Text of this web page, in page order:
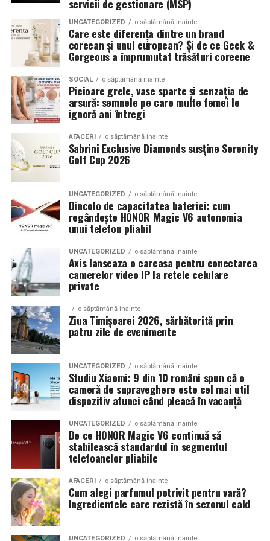
combinând experiența organizatorică cu capacitatea de
a transforma fiecare eveniment într-o amintire
deosebită pentru participanți.
echilibrat, in timp ce o alegere gresita poate strica
proportiile, chiar daca restul masinii este bine realizat.
Anvelopele ca element vizual la show-uri auto
La evenimentele auto din Cluj, anvelopele nu sunt doar
componente functionale, ci si elemente vizuale. Publicul
si fotografii surprind adesea detalii precum modul in
care roata umple aripa, distanta fata de caroserie si
aspectul general al ansamblului roata-janta.
Anvelopele curate, cu dimensiuni corecte si uzura
masini de show. In multe cazuri, acestea completeaza
jantele si intaresc conceptul ales de proprietar, fie ca
vorbim despre un stil elegant, sportiv sau minimalist.
Echilibrul dintre estetica si utilizare reala
Un aspect specific evenimentelor auto din Cluj este
prezenta multor masini care nu sunt doar proiecte de
show, ci si vehicule utilizate zilnic. Proprietarii acestora
cauta solutii care sa le permita sa participe la
evenimente fara a sacrifica complet confortul sau
siguranta pe drumurile publice.
In acest context, anvelopele alese trebuie sa ofere un
echilibru intre aspect si functionalitate. Multi pasionati
opteaza pentru anvelope care arata bine la show, dar
care pot fi folosite si in conditii reale de trafic,
indiferent de vreme sau sezon.
De ce conteaza tipul de anvelopa la evenimentele din
Cluj
Clujul este un oras in care vremea poate fi imprevizibila,
iar drumurile din imprejurimi includ atat zone urbane,
cat si trasee montane sau colinare. O masina pregatita
servicii de gestionare (MSP)
UNCATEGORIZED o săptămână inainte
Care este diferența dintre un brand
coreean și unul european? Și de ce Geek &
Gorgeous a împrumutat trăsături coreene
SOCIAL o săptămână inainte
Picioare grele, vase sparte și senzația de
arsură: semnele pe care multe femei le
ignoră ani întregi
AFACERI o săptămână inainte
Sabrini Exclusive Diamonds susține Serenity
Golf Cup 2026
UNCATEGORIZED o săptămână inainte
Dincolo de capacitatea bateriei: cum
regândește HONOR Magic V6 autonomia
unui telefon pliabil
UNCATEGORIZED o săptămână inainte
Axis lanseaza o carcasa pentru conectarea
camerelor video IP la retele celulare
private
o săptămână inainte
Ziua Timișoarei 2026, sărbătorită prin
patru zile de evenimente
UNCATEGORIZED o săptămână inainte
Studiu Xiaomi: 9 din 10 români spun că o
cameră de supraveghere este cel mai util
dispozitiv atunci când pleacă în vacanță
UNCATEGORIZED o săptămână inainte
De ce HONOR Magic V6 continuă să
stabilească standardul în segmentul
telefoanelor pliabile
AFACERI o săptămână inainte
Cum alegi parfumul potrivit pentru vară?
Ingredientele care rezistă în sezonul cald
UNCATEGORIZED o săptămână inainte